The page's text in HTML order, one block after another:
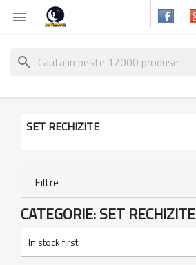

search
SET RECHIZITE
Filtre
CATEGORIE: SET RECHIZITE
In stock first